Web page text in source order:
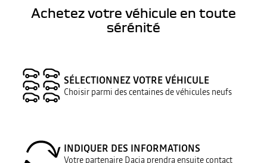
Achetez votre véhicule en toute
sérénité
SÉLECTIONNEZ VOTRE VÉHICULE
Choisir parmi des centaines de véhicules neufs
INDIQUER DES INFORMATIONS
Votre partenaire Dacia prendra ensuite contact